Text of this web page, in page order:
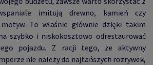
imitują drewno, kamień czy
To właśnie głównie dzięki takim
szybko i niskokosztowo odrestaurować
pojazdu. Z racji tego, że aktywny
nie należy do najtańszych rozrywek,